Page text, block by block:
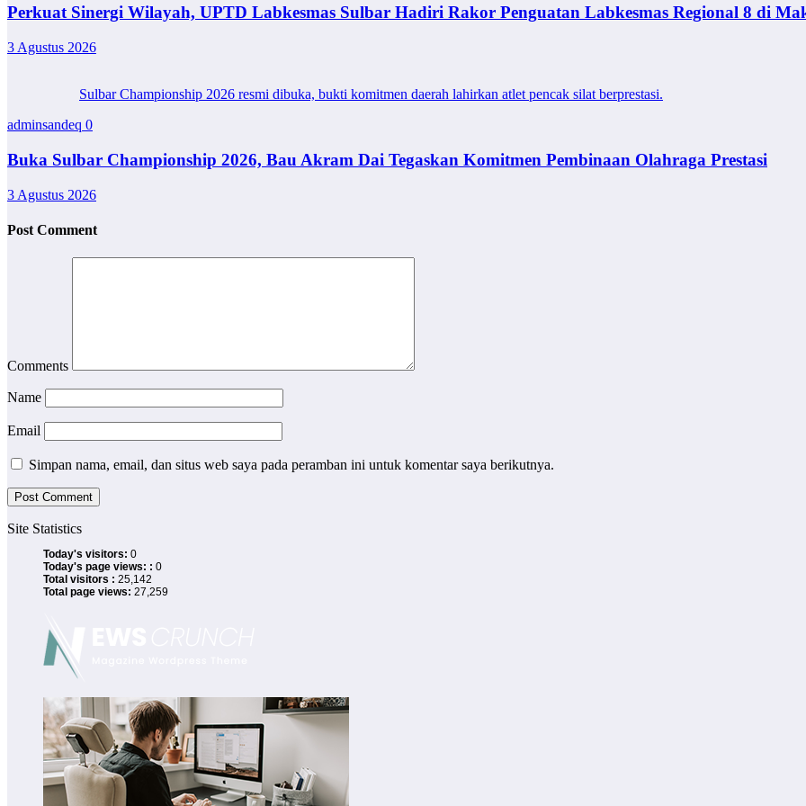
Perkuat Sinergi Wilayah, UPTD Labkesmas Sulbar Hadiri Rakor Penguatan Labkesmas Regional 8 di
3 Agustus 2026
Sulbar Championship 2026 resmi dibuka, bukti komitmen daerah lahirkan atlet pencak silat berprestasi.
adminsandeq 0
Buka Sulbar Championship 2026, Bau Akram Dai Tegaskan Komitmen Pembinaan Olahraga Prestasi
3 Agustus 2026
Post Comment
Comments
Name
Email
Simpan nama, email, dan situs web saya pada peramban ini untuk komentar saya berikutnya.
Site Statistics
Today's visitors: 0
Today's page views: : 0
Total visitors : 25,142
Total page views: 27,259